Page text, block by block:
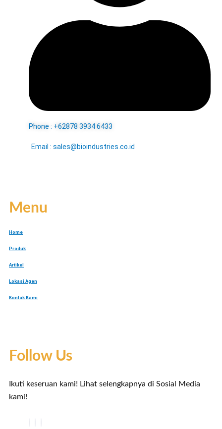
Phone : +62878 3934 6433
Email : sales@bioindustries.co.id
Menu
Home
Produk
Artikel
Lokasi Agen
Kontak Kami
Follow Us
Ikuti keseruan kami! Lihat selengkapnya di Sosial Media
kami!